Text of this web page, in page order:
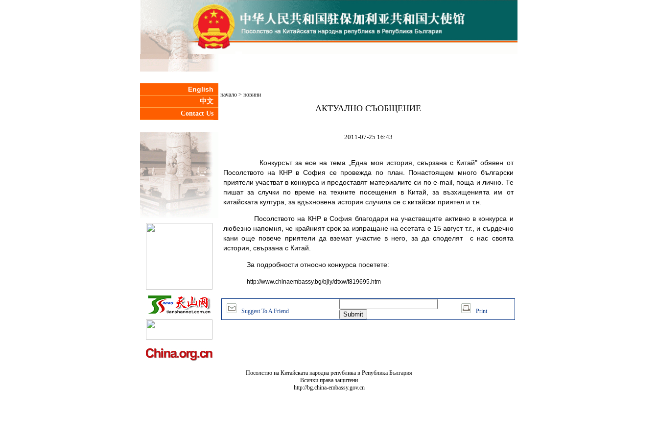
English
中文
Contact Us
начало> новини
АКТУАЛНО СЪОБЩЕНИЕ
2011-07-25 16:43
Конкурсът за есе на тема „Една моя история, свързана с Китай" обявен от
Посолството на КНР в София се провежда по план. Понастоящем много български
приятели участват в конкурса и предоставят материалите си по e-mail, поща и лично. Те
пишат за случки по време на техните посещения в Китай, за възхищенията им от
китайската култура, за вдъхновена история случила се с китайски приятел и т.н.
Посолството на КНР в София благодари на участващите активно в конкурса и
любезно напомня, че крайният срок за изпращане на есетата е 15 август т.г., и сърдечно
кани още повече приятели да вземат участие в него, за да споделят
с нас своята
история, свързана с Китай.
За подробности относно конкурса посетете:
http://www.chinaembassy.bg/bjly/dtxw/t819695.htm
Suggest To A Friend Print
Посолство на Китайската народна република в Република България
Всички права защитени
http://bg.china-embassy.gov.cn